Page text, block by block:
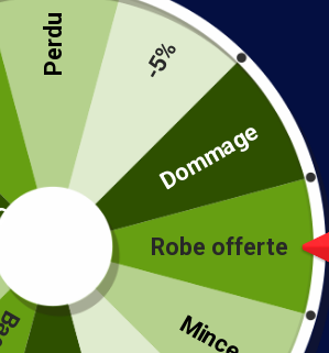
Robe offerte
Perdu -5%
Dommage